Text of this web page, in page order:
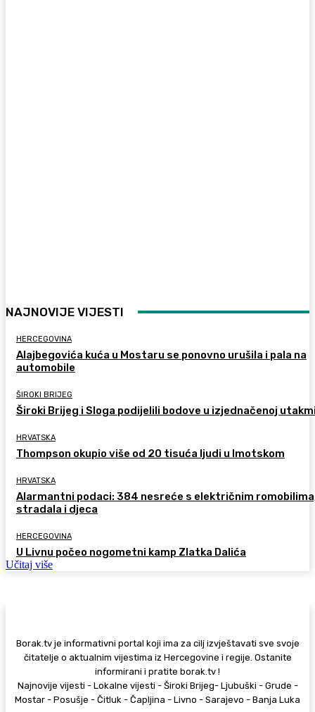
NAJNOVIJE VIJESTI
HERCEGOVINA
Alajbegovića kuća u Mostaru se ponovno urušila i pala na
automobile
ŠIROKI BRIJEG
Široki Brijeg i Sloga podijelili bodove u izjednačenoj
HRVATSKA
Thompson okupio više od 20 tisuća ljudi u Imotskom
HRVATSKA
Alarmantni podaci: 384 nesreće s električnim
stradala i djeca
HERCEGOVINA
U Livnu počeo nogometni kamp Zlatka Dalića
Učitaj više
Borak.tv je informativni portal koji ima za cilj izvještavati sve svoje
čitatelje o aktualnim vijestima iz Hercegovine i regije. Ostanite
informirani i pratite borak.tv !
Najnovije vijesti - Lokalne vijesti - Široki Brijeg- Ljubuški - Grude -
Mostar - Posušje - Čitluk - Čapljina - Livno - Sarajevo - Banja Luka